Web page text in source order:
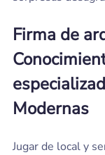
Firma de
Modernas
Jugar de local y